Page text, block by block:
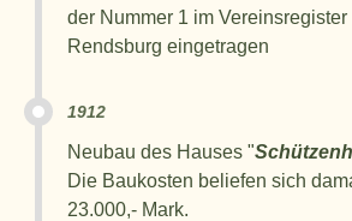
der Nummer 1 im
Rendsburg eingetragen
1912
Neubau des Hauses "
Die Baukosten beliefen sich
23.000,- Mark.